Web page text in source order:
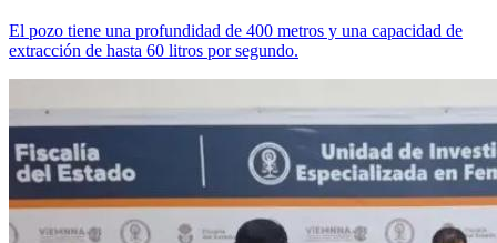
El pozo tiene una profundidad de 400 metros y una capacidad de
extracción de hasta 60 litros por segundo.